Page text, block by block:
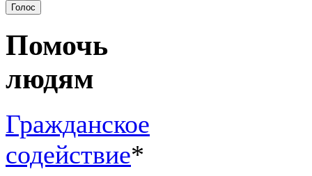
Помочь
людям
Гражданское
содействие*